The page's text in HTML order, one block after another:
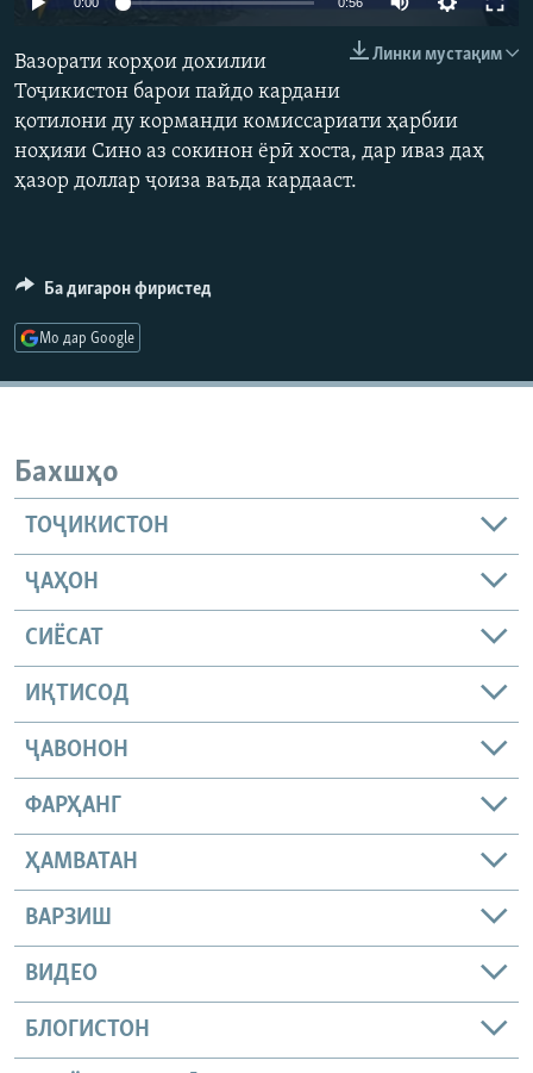
ГУЗОРИШҲОИ РАДИОӢ
ПАЙГИРӢ КУНЕД
Линки мустақим
Вазорати корҳои дохилии
Тоҷикистон барои пайдо кардани
қотилони ду корманди комиссариати ҳарбии
ноҳияи Сино аз сокинон ёрӣ хоста, дар иваз даҳ
ҳазор доллар ҷоиза ваъда кардааст.
Ба дигарон фиристед
Мо дар Google
Бахшҳо
ТОҶИКИСТОН
ҶАҲОН
СИЁСАТ
ИҚТИСОД
ҶАВОНОН
ФАРҲАНГ
ҲАМВАТАН
ВАРЗИШ
ВИДЕО
БЛОГИСТОН